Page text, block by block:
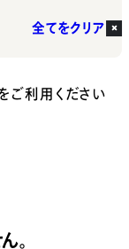
全てをクリア
ご利用ください
。